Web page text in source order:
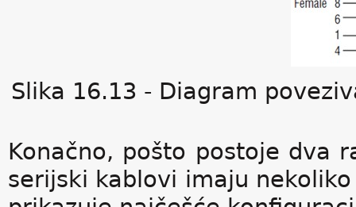
Slika 16.13 - Diagram
Konačno, pošto postoje dva
serijski kablovi imaju